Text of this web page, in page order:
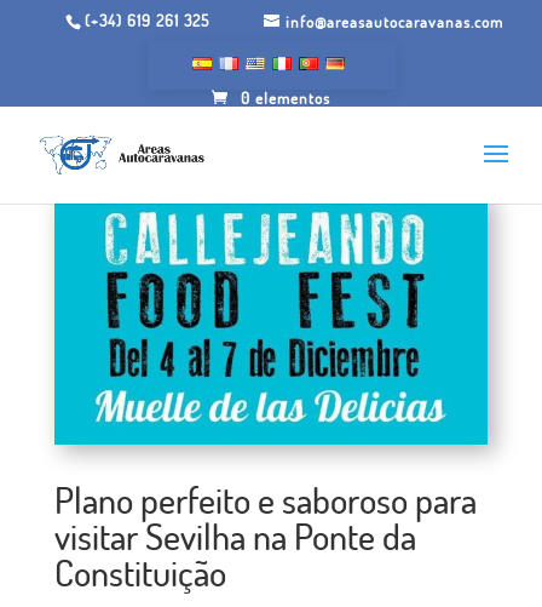
(+34) 619 261 325 info@areasautocaravanas.com
0 elementos
Plano perfeito e saboroso para
visitar Sevilha na Ponte da
Constituição